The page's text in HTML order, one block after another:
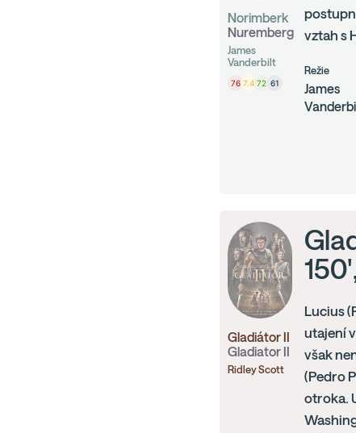
Norimberk
Nuremberg
James
Vanderbilt
76 7.4 72 61
vztah s
Režie
James
Gladiátor II
Gladiator II
Ridley Scott
Lucius
utajení
však
(Pedro
otroka.